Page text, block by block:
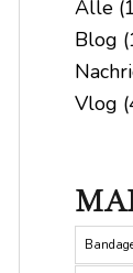
Alle
Blog
Vlog